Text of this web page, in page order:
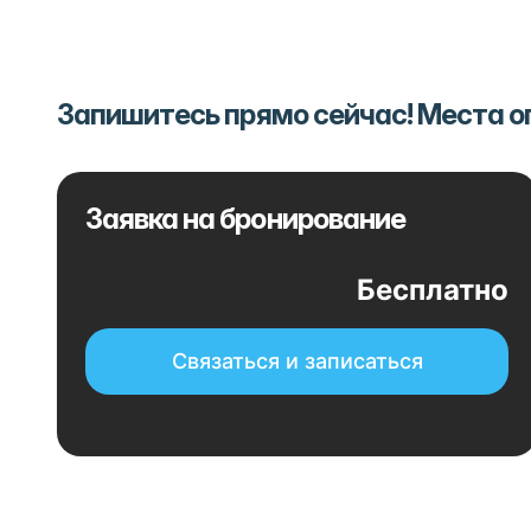
Запишитесь прямо сейчас! Места
Заявка на бронирование
Бесплатно
Связаться и записаться